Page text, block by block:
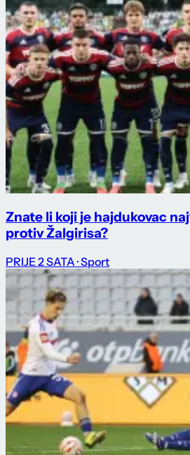
Znate li koji je hajdukovac
protiv Žalgirisa?
PRIJE 2 SATA · Sport